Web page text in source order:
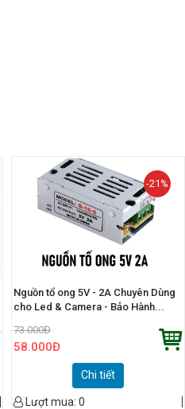
-21%
Nguồn tổ ong 5V - 2A Chuyên Dùng
cho Led & Camera - Bảo Hành...
73.000Đ
58.000Đ
Chi tiết
Lượt mua: 0